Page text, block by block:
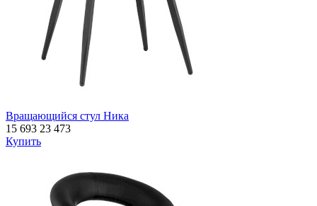
Вращающийся стул Ника
15 693 23 473
Купить